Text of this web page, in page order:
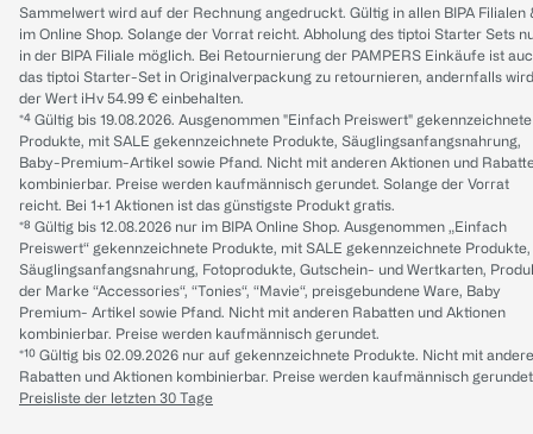
Sammelwert wird auf der Rechnung angedruckt. Gültig in allen BIPA Filialen
im Online Shop. Solange der Vorrat reicht. Abholung des tiptoi Starter Sets
in der BIPA Filiale möglich. Bei Retournierung der PAMPERS Einkäufe ist
das tiptoi Starter-Set in Originalverpackung zu retournieren, andernfalls wird
der Wert iHv 54.99 € einbehalten.
*⁴ Gültig bis 19.08.2026. Ausgenommen "Einfach Preiswert" gekennzeichnete
Produkte, mit SALE gekennzeichnete Produkte, Säuglingsanfangsnahrung,
Baby-Premium-Artikel sowie Pfand. Nicht mit anderen Aktionen und
kombinierbar. Preise werden kaufmännisch gerundet. Solange der Vorrat
reicht. Bei 1+1 Aktionen ist das günstigste Produkt gratis.
*⁸ Gültig bis 12.08.2026 nur im BIPA Online Shop. Ausgenommen „Einfach
Preiswert“ gekennzeichnete Produkte, mit SALE gekennzeichnete Produkte,
Säuglingsanfangsnahrung, Fotoprodukte, Gutschein- und Wertkarten,
der Marke “Accessories“, “Tonies“, “Mavie“, preisgebundene Ware, Baby
Premium- Artikel sowie Pfand. Nicht mit anderen Rabatten und Aktionen
kombinierbar. Preise werden kaufmännisch gerundet.
*¹⁰ Gültig bis 02.09.2026 nur auf gekennzeichnete Produkte. Nicht mit
Rabatten und Aktionen kombinierbar. Preise werden kaufmännisch
Preisliste der letzten 30 Tage